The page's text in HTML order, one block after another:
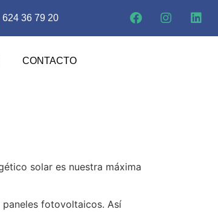
624 36 79 20
CONTACTO
solar es nuestra máxima
fotovoltaicos. Así